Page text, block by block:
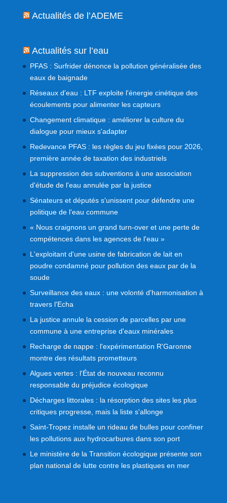
Actualités de l’ADEME
Actualités sur l’eau
PFAS : Surfrider dénonce la pollution généralisée des
eaux de baignade
Réseaux d'eau : LTF exploite l'énergie cinétique des
écoulements pour alimenter les capteurs
Changement climatique : améliorer la culture du
dialogue pour mieux s'adapter
Redevance PFAS : les règles du jeu fixées pour 2026,
première année de taxation des industriels
La suppression des subventions à une association
d'étude de l'eau annulée par la justice
Sénateurs et députés s'unissent pour défendre une
politique de l'eau commune
« Nous craignons un grand turn-over et une perte de
compétences dans les agences de l'eau »
L'exploitant d'une usine de fabrication de lait en
poudre condamné pour pollution des eaux par de la
soude
Surveillance des eaux : une volonté d'harmonisation à
travers l'Echa
La justice annule la cession de parcelles par une
commune à une entreprise d'eaux minérales
Recharge de nappe : l'expérimentation R'Garonne
montre des résultats prometteurs
Algues vertes : l'État de nouveau reconnu
responsable du préjudice écologique
Décharges littorales : la résorption des sites les plus
critiques progresse, mais la liste s'allonge
Saint-Tropez installe un rideau de bulles pour confiner
les pollutions aux hydrocarbures dans son port
Le ministère de la Transition écologique présente son
plan national de lutte contre les plastiques en mer